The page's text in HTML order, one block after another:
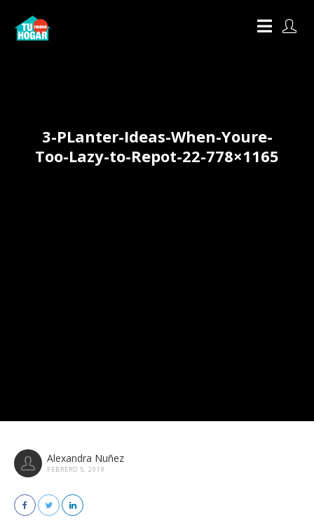
3-PLanter-Ideas-When-Youre-
Too-Lazy-to-Repot-22-778×1165
Alexandra Nuñez
FEBRERO 5, 2019